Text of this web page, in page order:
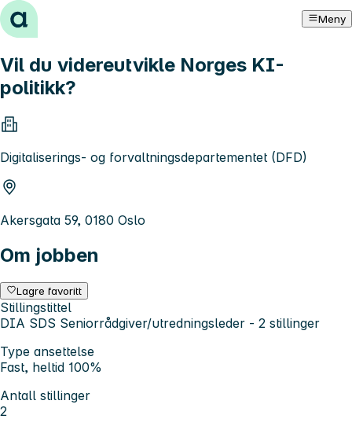
Hopp til innhold Meny
Vil du videreutvikle Norges KI-
politikk?
Digitaliserings- og forvaltningsdepartementet (DFD)
Akersgata 59, 0180 Oslo
Om jobben
Lagre favoritt
Stillingstittel
DIA SDS Seniorrådgiver/utredningsleder - 2 stillinger
Type ansettelse
Fast, heltid 100%
Antall stillinger
2